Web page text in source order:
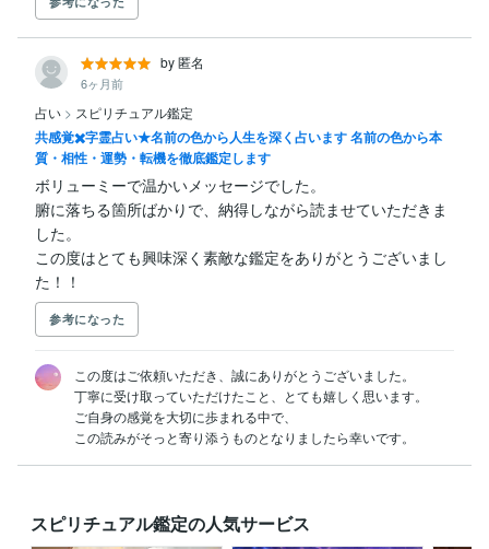
by 匿名
6ヶ月前
占い > スピリチュアル鑑定
共感覚✖️字霊占い★名前の色から人生を深く占います 名前の色から本
質・相性・運勢・転機を徹底鑑定します
ボリューミーで温かいメッセージでした。
腑に落ちる箇所ばかりで、納得しながら読ませていただきま
した。
この度はとても興味深く素敵な鑑定をありがとうございまし
た！！
参考になった
この度はご依頼いただき、誠にありがとうございました。
丁寧に受け取っていただけたこと、とても嬉しく思います。
ご自身の感覚を大切に歩まれる中で、
この読みがそっと寄り添うものとなりましたら幸いです。
スピリチュアル鑑定の人気サービス